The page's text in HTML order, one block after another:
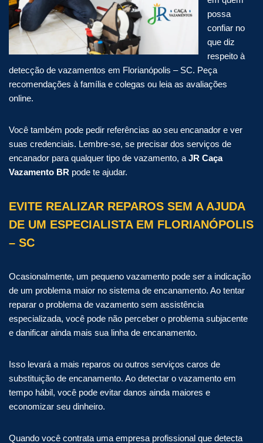
possa
confiar no
que diz
respeito à
detecção de vazamentos em Florianópolis – SC. Peça
recomendações à família e colegas ou leia as avaliações
online.
Você também pode pedir referências ao seu encanador e ver
suas credenciais. Lembre-se, se precisar dos serviços de
encanador para qualquer tipo de vazamento, a JR Caça
Vazamento BR pode te ajudar.
EVITE REALIZAR REPAROS SEM A AJUDA
DE UM ESPECIALISTA EM FLORIANÓPOLIS
– SC
Ocasionalmente, um pequeno vazamento pode ser a indicação
de um problema maior no sistema de encanamento. Ao tentar
reparar o problema de vazamento sem assistência
especializada, você pode não perceber o problema subjacente
e danificar ainda mais sua linha de encanamento.
Isso levará a mais reparos ou outros serviços caros de
substituição de encanamento. Ao detectar o vazamento em
tempo hábil, você pode evitar danos ainda maiores e
economizar seu dinheiro.
Quando você contrata uma empresa profissional que detecta